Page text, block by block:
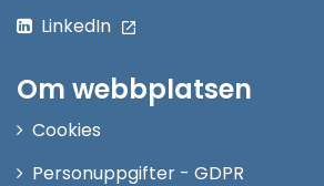
LinkedIn
Om webbplatsen
Cookies
Personuppgifter - GDPR